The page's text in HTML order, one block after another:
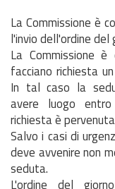
La Commissione è
l'invio dell'ordine del
La Commissione
facciano richiesta
In tal caso la
avere luogo
richiesta è
Salvo i casi di
deve avvenire non
seduta.
L'ordine del